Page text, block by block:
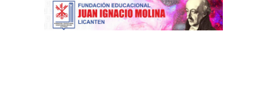
Colegio Juan Ignacio